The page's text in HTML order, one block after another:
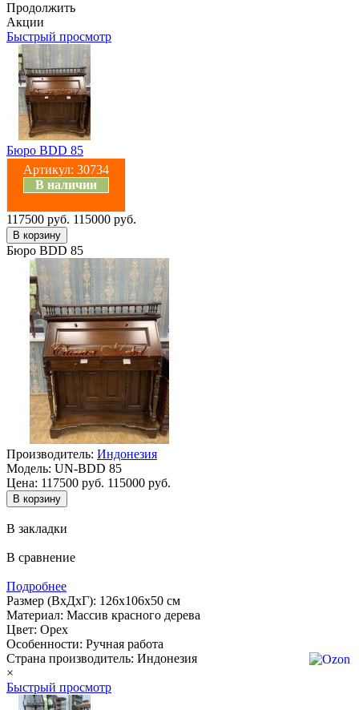
Продолжить
Акции
Быстрый просмотр
Бюро BDD 85
Артикул: 30734
В наличии
117500 руб. 115000 руб.
Бюро BDD 85
Производитель: Индонезия
Модель: UN-BDD 85
Цена: 117500 руб. 115000 руб.
В закладки
В сравнение
Подробнее
Размер (ВхДхГ): 126х106х50 см
Материал: Массив красного дерева
Цвет: Орех
Особенности: Ручная работа
Страна производитель: Индонезия
×
Быстрый просмотр